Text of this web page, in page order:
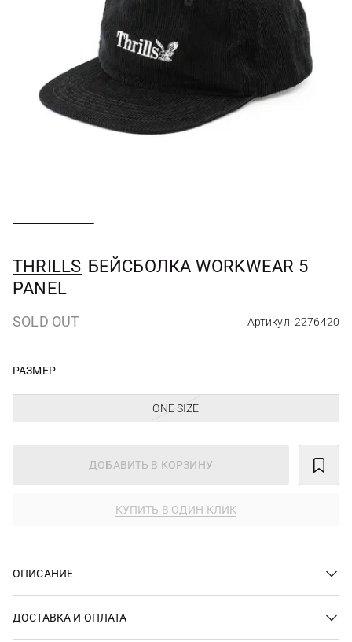
THRILLS БЕЙСБОЛКА WORKWEAR 5
PANEL
SOLD OUT Артикул: 2276420
РАЗМЕР
ONE SIZE
ДОБАВИТЬ В КОРЗИНУ
КУПИТЬ В ОДИН КЛИК
ОПИСАНИЕ
ДОСТАВКА И ОПЛАТА